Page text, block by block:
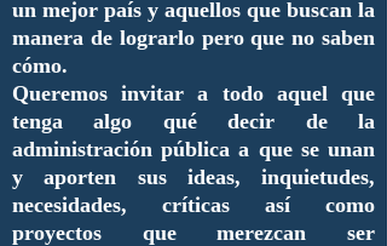
un mejor país y aquellos que buscan la
manera de lograrlo pero que no saben
cómo.
Queremos invitar a todo aquel que
tenga algo qué decir de la
administración pública a que se unan
y aporten sus ideas, inquietudes,
necesidades, críticas así como
proyectos que merezcan ser